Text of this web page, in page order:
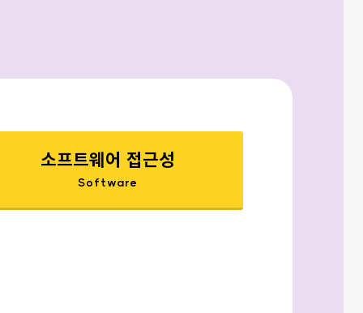
소프트웨어 접근성
Software